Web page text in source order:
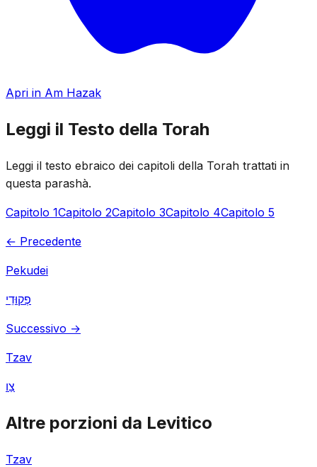
Apri in Am Hazak
Leggi il Testo della Torah
Leggi il testo ebraico dei capitoli della Torah trattati in
questa parashà.
Capitolo 1Capitolo 2Capitolo 3Capitolo 4Capitolo 5
← Precedente
Pekudei
פְקוּדֵי
Successivo →
Tzav
צַו
Altre porzioni da Levitico
Tzav